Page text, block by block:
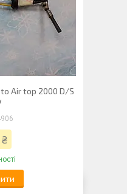
Air top 2000 D/S